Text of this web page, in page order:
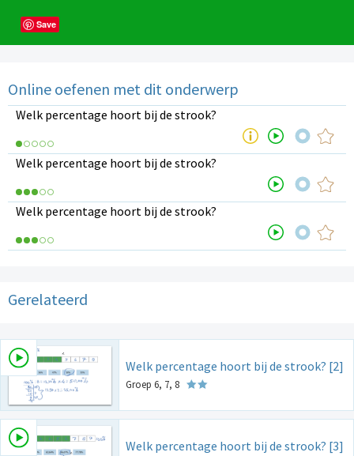
Save
Online oefenen met dit onderwerp
Welk percentage hoort bij de strook?
Welk percentage hoort bij de strook?
Welk percentage hoort bij de strook?
Gerelateerd
Welk percentage hoort bij de strook? [2]
Groep 6, 7, 8
Welk percentage hoort bij de strook? [3]